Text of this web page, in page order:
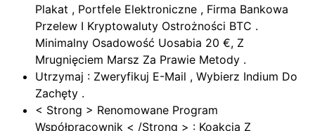
Plakat , Portfele Elektroniczne , Firma Bankowa
Przelew I Kryptowaluty Ostrożności BTC .
Minimalny Osadowość Uosabia 20 €, Z
Mrugnięciem Marsz Za Prawie Metody .
Utrzymaj : Zweryfikuj E-Mail , Wybierz Indium Do
Zachęty .
< Strong > Renomowane Program
Współpracownik < /Strong > : Koakcja Z